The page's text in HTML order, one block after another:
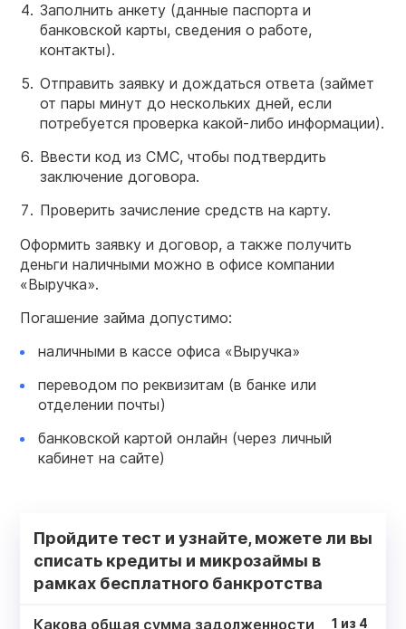
Заполнить анкету (данные паспорта и
банковской карты, сведения о работе,
контакты).
Отправить заявку и дождаться ответа (займет
от пары минут до нескольких дней, если
потребуется проверка какой-либо информации).
Ввести код из СМС, чтобы подтвердить
заключение договора.
Проверить зачисление средств на карту.
Оформить заявку и договор, а также получить
деньги наличными можно в офисе компании
«Выручка».
Погашение займа допустимо:
наличными в кассе офиса «Выручка»
переводом по реквизитам (в банке или
отделении почты)
банковской картой онлайн (через личный
кабинет на сайте)
Пройдите тест и узнайте, можете ли вы
списать кредиты и микрозаймы в
рамках бесплатного банкротства
Какова общая сумма задолженности 1 из 4